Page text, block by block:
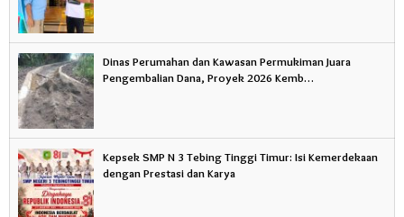
Dinas Perumahan dan Kawasan Permukiman Juara
Pengembalian Dana, Proyek 2026 Kemb…
Kepsek SMP N 3 Tebing Tinggi Timur: Isi Kemerdekaan
dengan Prestasi dan Karya